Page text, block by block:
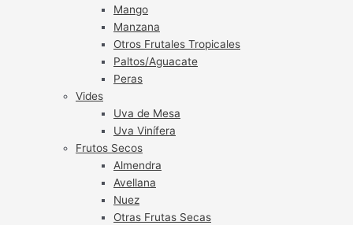
Mango
Manzana
Otros Frutales Tropicales
Paltos/Aguacate
Peras
Vides
Uva de Mesa
Uva Vinífera
Frutos Secos
Almendra
Avellana
Nuez
Otras Frutas Secas